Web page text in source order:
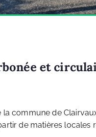
et
la commune de
de matières locales